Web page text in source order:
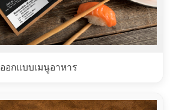
ออกแบบเมนูอาหาร